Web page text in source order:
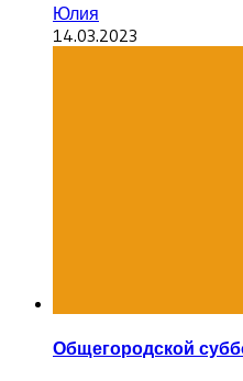
Юлия
14.03.2023
Общегородской